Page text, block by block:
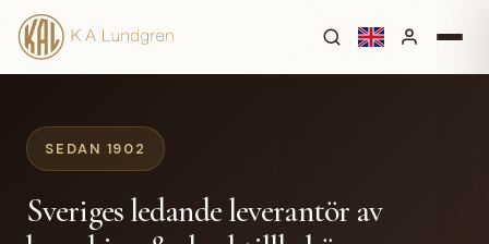
SEDAN 1902
Sveriges ledande leverantör av